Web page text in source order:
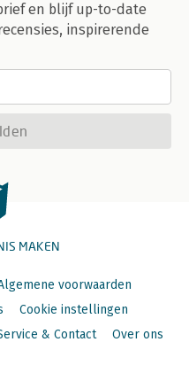
en blijf up-to-date
inspirerende
MAKEN
voorwaarden
Cookie instellingen
& Contact Over ons